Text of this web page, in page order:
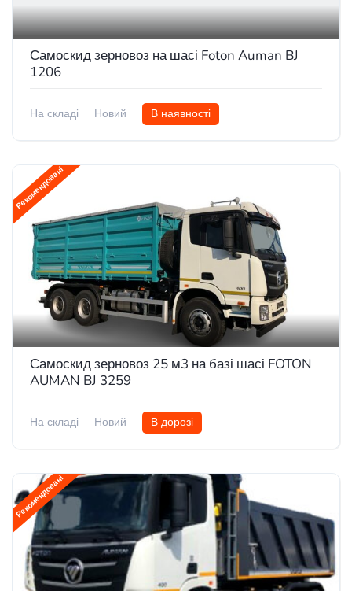
Самоскид зерновоз на шасі Foton Auman BJ
1206
На складі Новий В наявності
Рекомендовані
Самоскид зерновоз 25 м3 на базі шасі FOTON
AUMAN BJ 3259
На складі Новий В дорозі
Рекомендовані